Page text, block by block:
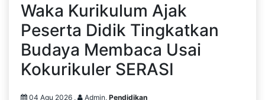
Waka Kurikulum Ajak
Peserta Didik Tingkatkan
Budaya Membaca Usai
Kokurikuler SERASI
04 Agu 2026 , Admin, Pendidikan